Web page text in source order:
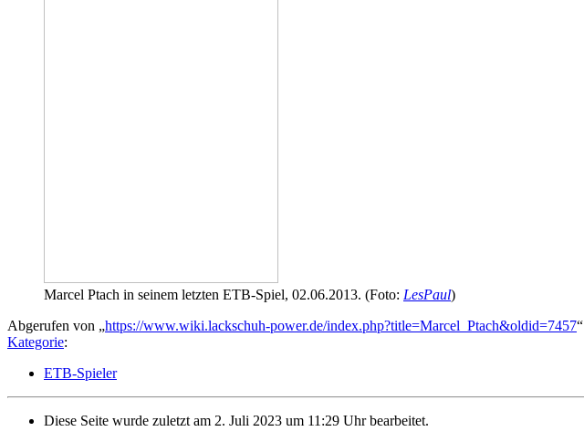
Marcel Ptach in seinem letzten ETB-Spiel, 02.06.2013. (Foto: LesPaul)
Abgerufen von „https://www.wiki.lackschuh-power.de/index.php?title=Marcel_Ptach&oldid=7457“
Kategorie:
ETB-Spieler
Diese Seite wurde zuletzt am 2. Juli 2023 um 11:29 Uhr bearbeitet.